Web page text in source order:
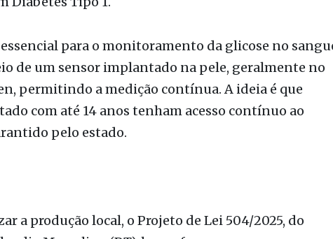
(União), que propõe que o estado de São Paulo
Diabetes Tipo 1.
para o monitoramento da glicose no sangue,
de um sensor implantado na pele, geralmente no
permitindo a medição contínua. A ideia é que
pelo estado.